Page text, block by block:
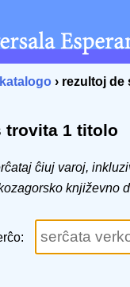
katalogo › rezultoj de
trovita 1 titolo
ĉiuj varoj,
književno